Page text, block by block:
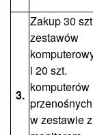
3.
Zakup 30
zestawów
i 20 szt.
komputerów
przenośnych
w zestawie z